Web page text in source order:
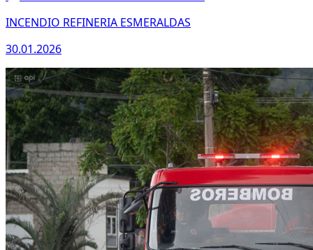
INCENDIO REFINERIA ESMERALDAS
30.01.2026